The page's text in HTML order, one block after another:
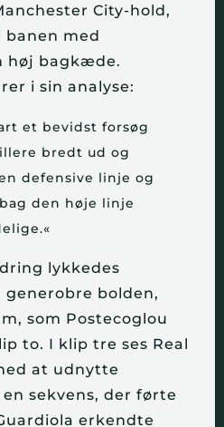
City-hold,
banen med
høj bagkæde.
i sin analyse:
et bevidst forsøg
bredt ud og
defensive linje og
den høje linje
lykkedes
generobre bolden,
som Postecoglou
to. I klip tre ses Real
at udnytte
sekvens, der førte
erkendte